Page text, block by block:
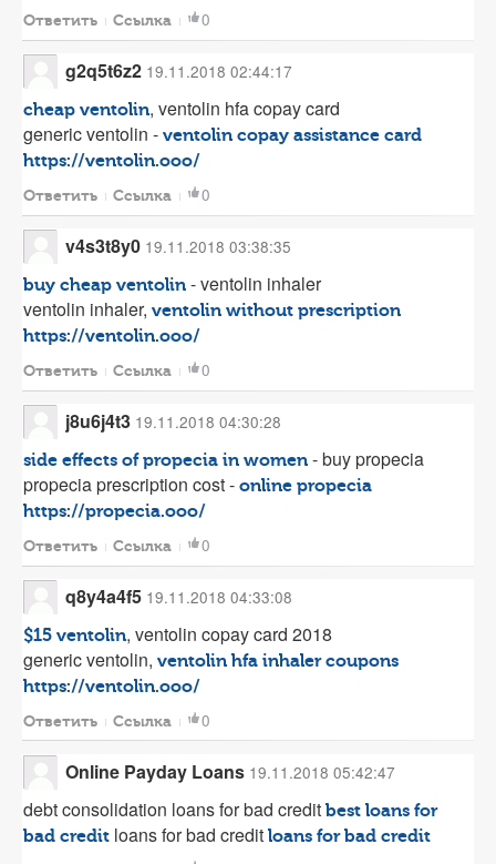
Ответить Ссылка 0
g2q5t6z2 19.11.2018 02:44:17
cheap ventolin, ventolin hfa copay card
generic ventolin - ventolin copay assistance card
https://ventolin.ooo/
Ответить Ссылка 0
v4s3t8y0 19.11.2018 03:38:35
buy cheap ventolin - ventolin inhaler
ventolin inhaler, ventolin without prescription
https://ventolin.ooo/
Ответить Ссылка 0
j8u6j4t3 19.11.2018 04:30:28
side effects of propecia in women - buy propecia
propecia prescription cost - online propecia
https://propecia.ooo/
Ответить Ссылка 0
q8y4a4f5 19.11.2018 04:33:08
$15 ventolin, ventolin copay card 2018
generic ventolin, ventolin hfa inhaler coupons
https://ventolin.ooo/
Ответить Ссылка 0
Online Payday Loans 19.11.2018 05:42:47
debt consolidation loans for bad credit best loans for
bad credit loans for bad credit loans for bad credit